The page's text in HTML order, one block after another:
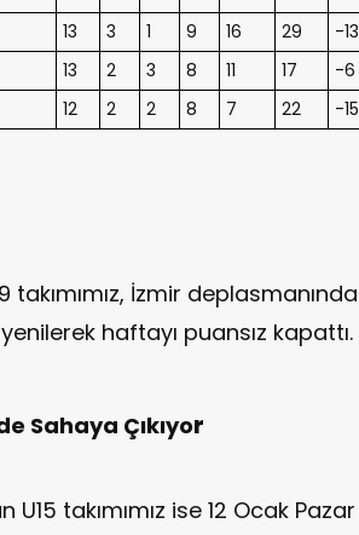
13 3 1 9 16 29 -13
13 2 3 8 11 17 -6
12 2 2 8 7 22 -15
İzmir deplasmanında
haftayı puansız kapattı.
Sahaya Çıkıyor
takımımız ise 12 Ocak